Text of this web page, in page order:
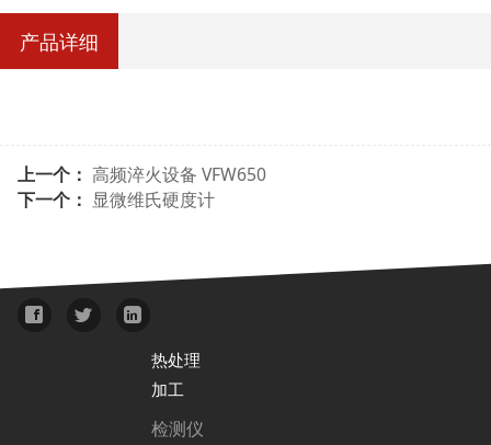
产品详细
上一个： 高频淬火设备 VFW650
下一个： 显微维氏硬度计
热处理
加工
检测仪